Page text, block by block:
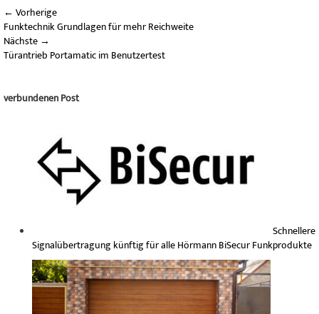
← Vorherige
Funktechnik Grundlagen für mehr Reichweite
Nächste →
Türantrieb Portamatic im Benutzertest
verbundenen Post
Schnellere
Signalübertragung künftig für alle Hörmann BiSecur Funkprodukte